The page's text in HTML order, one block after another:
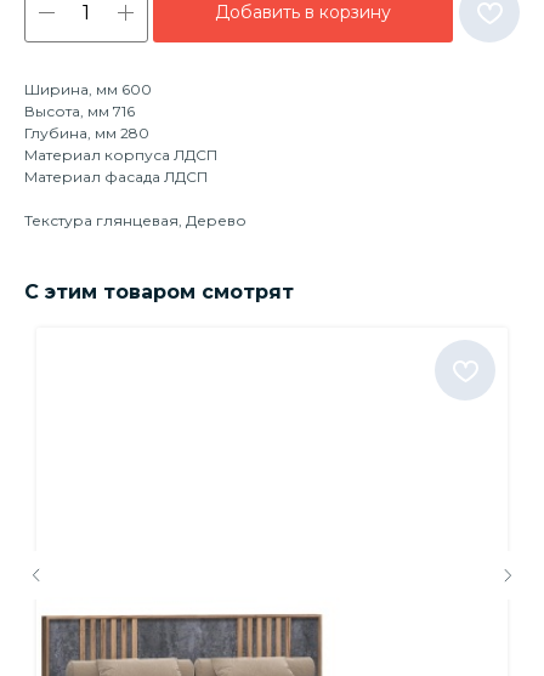
Добавить в корзину
Ширина, мм 600
Высота, мм 716
Глубина, мм 280
Материал корпуса ЛДСП
Материал фасада ЛДСП
Текстура глянцевая, Дерево
С этим товаром смотрят